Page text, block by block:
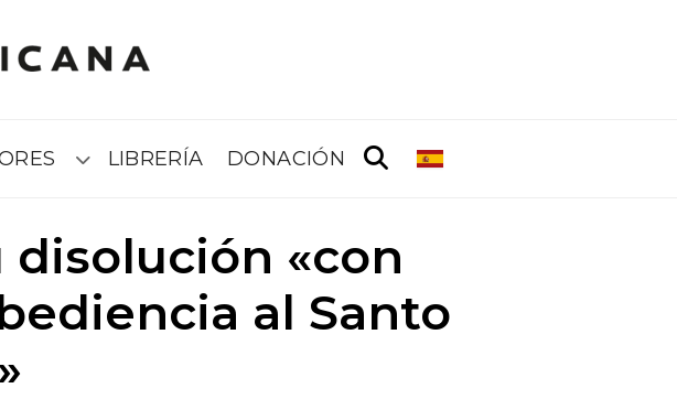
Submenú
LIBRERÍA DONACIÓN
disolución «con
al Santo